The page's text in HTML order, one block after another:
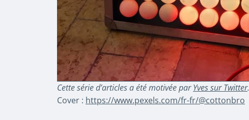
Cette série d’articles a été motivée parYves sur Twitter.
Cover : https://www.pexels.com/fr-fr/@cottonbro